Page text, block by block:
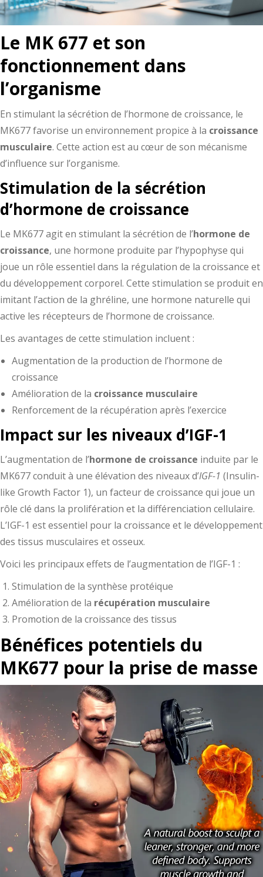
Le MK 677 et son
fonctionnement dans
l’organisme
En stimulant la sécrétion de l’hormone de croissance, le
MK677 favorise un environnement propice à la croissance
musculaire. Cette action est au cœur de son mécanisme
d’influence sur l’organisme.
Stimulation de la sécrétion
d’hormone de croissance
Le MK677 agit en stimulant la sécrétion de l’hormone de
croissance, une hormone produite par l’hypophyse qui
joue un rôle essentiel dans la régulation de la croissance et
du développement corporel. Cette stimulation se produit en
imitant l’action de la ghréline, une hormone naturelle qui
active les récepteurs de l’hormone de croissance.
Les avantages de cette stimulation incluent :
Augmentation de la production de l’hormone de
croissance
Amélioration de la croissance musculaire
Renforcement de la récupération après l’exercice
Impact sur les niveaux d’IGF-1
L’augmentation de l’hormone de croissance induite par le
MK677 conduit à une élévation des niveaux d’IGF-1 (Insulin-
like Growth Factor 1), un facteur de croissance qui joue un
rôle clé dans la prolifération et la différenciation cellulaire.
L’IGF-1 est essentiel pour la croissance et le développement
des tissus musculaires et osseux.
Voici les principaux effets de l’augmentation de l’IGF-1 :
Stimulation de la synthèse protéique
Amélioration de la récupération musculaire
Promotion de la croissance des tissus
Bénéfices potentiels du
MK677 pour la prise de masse